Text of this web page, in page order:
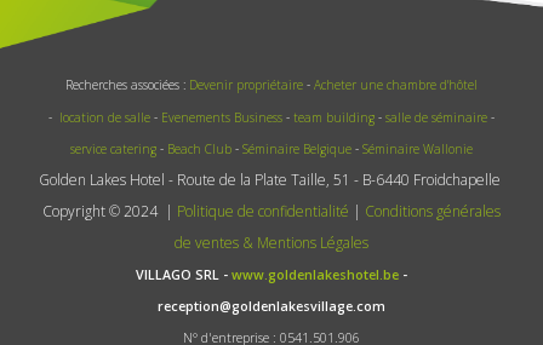
Recherches associées : Devenir propriétaire - Acheter une chambre d'hôtel
- location de salle - Evenements Business - team building - salle de séminaire -
service catering - Beach Club - Séminaire Belgique - Séminaire Wallonie
Golden Lakes Hotel - Route de la Plate Taille, 51 - B-6440 Froidchapelle
Copyright © 2024 | Politique de confidentialité | Conditions générales
de ventes & Mentions Légales
VILLAGO SRL - www.goldenlakeshotel.be -
reception@goldenlakesvillage.com
N° d'entreprise : 0541.501.906